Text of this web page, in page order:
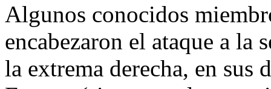
Algunos conocidos
encabezaron el ataque a la
la extrema derecha, en sus